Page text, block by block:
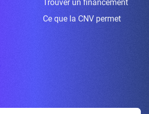
Trouver un financement
Ce que la CNV permet